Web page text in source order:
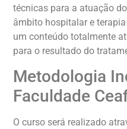
técnicas para a atuação
âmbito hospitalar e
um conteúdo totalmente
para o resultado do
Metodologia
Faculdade
O curso será realizado